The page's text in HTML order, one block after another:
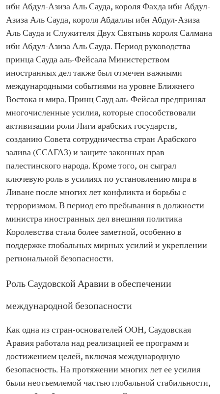
ибн Абдул-Азиза Аль Сауда, короля Фахда ибн Абдул-
Азиза Аль Сауда, короля Абдаллы ибн Абдул-Азиза
Аль Сауда и Служителя Двух Святынь короля Салмана
ибн Абдул-Азиза Аль Сауда. Период руководства
принца Сауда аль-Фейсала Министерством
иностранных дел также был отмечен важными
международными событиями на уровне Ближнего
Востока и мира. Принц Сауд аль-Фейсал предпринял
многочисленные усилия, которые способствовали
активизации роли Лиги арабских государств,
созданию Совета сотрудничества стран Арабского
залива (ССАГАЗ) и защите законных прав
палестинского народа. Кроме того, он сыграл
ключевую роль в усилиях по установлению мира в
Ливане после многих лет конфликта и борьбы с
терроризмом. В период его пребывания в должности
министра иностранных дел внешняя политика
Королевства стала более заметной, особенно в
поддержке глобальных мирных усилий и укреплении
региональной безопасности.
Роль Саудовской Аравии в обеспечении
международной безопасности
Как одна из стран-основателей ООН, Саудовская
Аравия работала над реализацией ее программ и
достижением целей, включая международную
безопасность. На протяжении многих лет ее усилия
были неотъемлемой частью глобальной стабильности,